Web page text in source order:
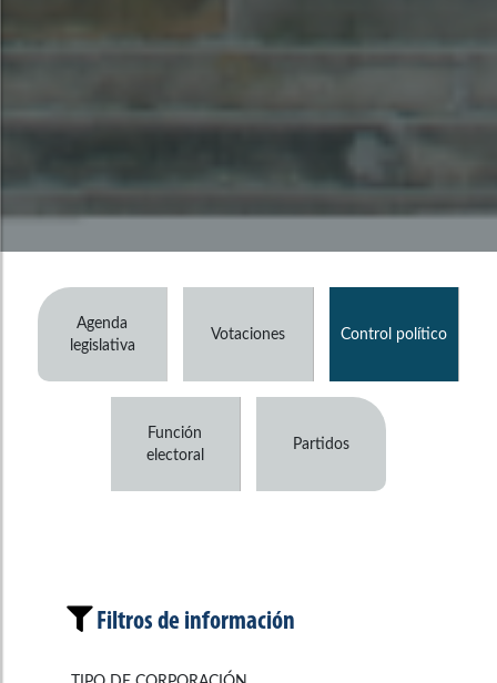
Agenda
legislativa
Votaciones Control político
Función
electoral
Partidos
Filtros de información